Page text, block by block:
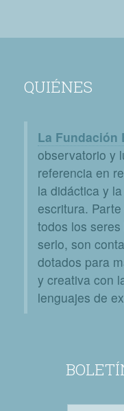
QUIÉNES
La Fundación
observatorio y
referencia en
la didáctica y
escritura.
todos los
serlo, son
dotados para
y creativa con
lenguajes de